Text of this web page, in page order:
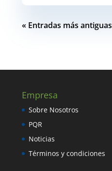
« Entradas más antiguas
Empresa
Sobre Nosotros
PQR
Noticias
Términos y condiciones